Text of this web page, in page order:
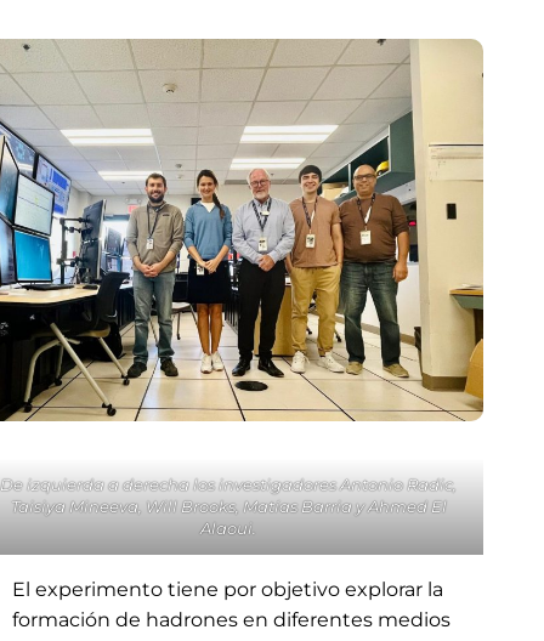
De izquierda a derecha los investigadores Antonio Radic,
Taisiya Mineeva, Will Brooks, Matías Barria y Ahmed El
Alaoui.
El experimento tiene por objetivo explorar la
formación de hadrones en diferentes medios